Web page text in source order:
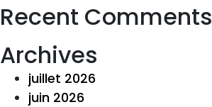
Recent Comments
Archives
juillet 2026
juin 2026